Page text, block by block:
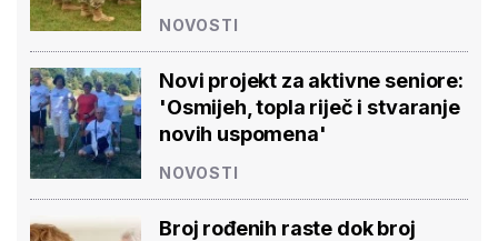
NOVOSTI
Novi projekt za aktivne seniore:
'Osmijeh, topla riječ i stvaranje
novih uspomena'
NOVOSTI
Broj rođenih raste dok broj